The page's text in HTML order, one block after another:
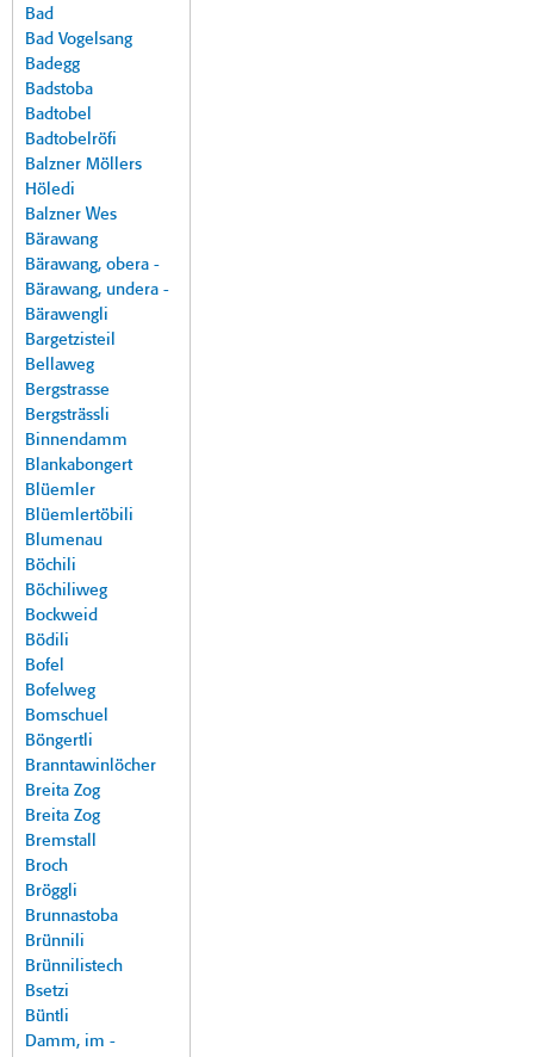
Bad
Bad Vogelsang
Badegg
Badstoba
Badtobel
Badtobelröfi
Balzner Möllers
Höledi
Balzner Wes
Bärawang
Bärawang, obera -
Bärawang, undera -
Bärawengli
Bargetzisteil
Bellaweg
Bergstrasse
Bergsträssli
Binnendamm
Blankabongert
Blüemler
Blüemlertöbili
Blumenau
Böchili
Böchiliweg
Bockweid
Bödili
Bofel
Bofelweg
Bomschuel
Böngertli
Branntawinlöcher
Breita Zog
Breita Zog
Bremstall
Broch
Bröggli
Brunnastoba
Brünnili
Brünnilistech
Bsetzi
Büntli
Damm, im -